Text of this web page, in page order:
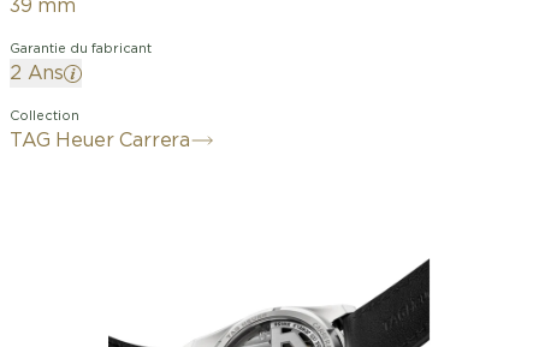
39 mm
Garantie du fabricant
2 Ans
Collection
TAG Heuer Carrera